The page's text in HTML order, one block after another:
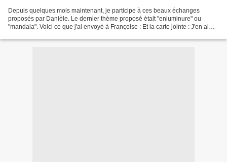
Depuis quelques mois maintenant, je participe à ces beaux échanges
proposés par Danièle. Le dernier thème proposé était "enluminure" ou
"mandala". Voici ce que j'ai envoyé à Françoise : Et la carte jointe : J'en ai